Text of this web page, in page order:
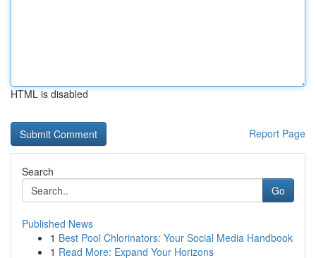
HTML is disabled
Report Page
Search
Go
Published News
1 Best Pool Chlorinators: Your Social Media Handbook
1 Read More: Expand Your Horizons